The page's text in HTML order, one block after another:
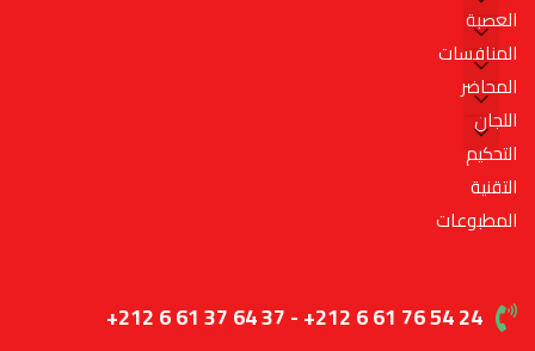
العصبة
المنافسات
المحاضر
اللجان
التحكيم
التقنية
المطبوعات
+212 6 61 37 64 37 - +212 6 61 76 54 24